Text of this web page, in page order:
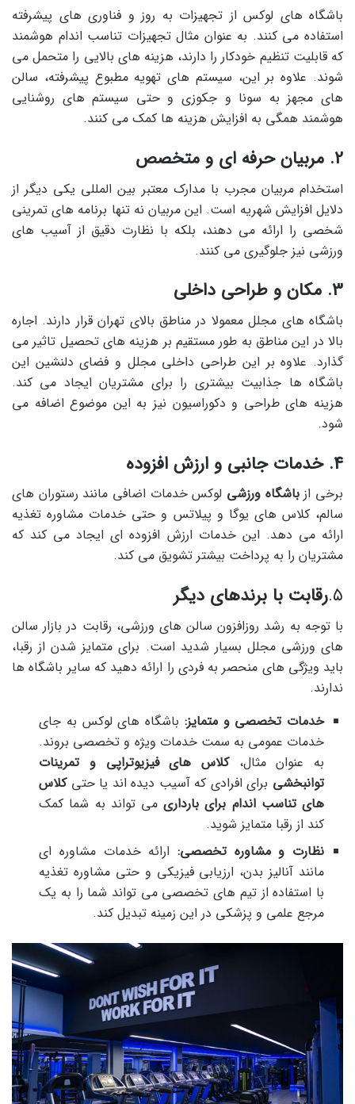
باشگاه های لوکس از تجهیزات به روز و فناوری های پیشرفته
استفاده می کنند. به عنوان مثال تجهیزات تناسب اندام هوشمند
که قابلیت تنظیم خودکار را دارند، هزینه های بالایی را متحمل می
شوند. علاوه بر این، سیستم های تهویه مطبوع پیشرفته، سالن
های مجهز به سونا و جکوزی و حتی سیستم های روشنایی
هوشمند همگی به افزایش هزینه ها کمک می کنند.
2. مربیان حرفه ای و متخصص
استخدام مربیان مجرب با مدارک معتبر بین المللی یکی دیگر از
دلایل افزایش شهریه است. این مربیان نه تنها برنامه های تمرینی
شخصی را ارائه می دهند، بلکه با نظارت دقیق از آسیب های
ورزشی نیز جلوگیری می کنند.
3. مکان و طراحی داخلی
باشگاه های مجلل معمولا در مناطق بالای تهران قرار دارند. اجاره
بالا در این مناطق به طور مستقیم بر هزینه های تحصیل تاثیر می
گذارد. علاوه بر این طراحی داخلی مجلل و فضای دلنشین این
باشگاه ها جذابیت بیشتری را برای مشتریان ایجاد می کند.
هزینه های طراحی و دکوراسیون نیز به این موضوع اضافه می
شود.
4. خدمات جانبی و ارزش افزوده
برخی ازباشگاه ورزشی لوکس خدمات اضافی مانند رستوران های
سالم، کلاس های یوگا و پیلاتس و حتی خدمات مشاوره تغذیه
ارائه می دهد. این خدمات ارزش افزوده ای ایجاد می کند که
مشتریان را به پرداخت بیشتر تشویق می کند.
۵. رقابت با برندهای دیگر
با توجه به رشد روزافزون سالن های ورزشی، رقابت در بازار سالن
های ورزشی مجلل بسیار شدید است. برای متمایز شدن از رقبا،
باید ویژگی های منحصر به فردی را ارائه دهید که سایر باشگاه ها
ندارند.
خدمات تخصصی و متمایز: باشگاه های لوکس به جای
خدمات عمومی به سمت خدمات ویژه و تخصصی بروند.
به عنوان مثال،کلاس های فیزیوتراپی و تمرینات
توانبخشی برای افرادی که آسیب دیده اند یا حتیکلاس
های تناسب اندام برای بارداریمی تواند به شما کمک
کند از رقبا متمایز شوید.
نظارت و مشاوره تخصصی: ارائه خدمات مشاوره ای
مانند آنالیز بدن، ارزیابی فیزیکی و حتی مشاوره تغذیه
با استفاده از تیم های تخصصی می تواند شما را به یک
مرجع علمی و پزشکی در این زمینه تبدیل کند.